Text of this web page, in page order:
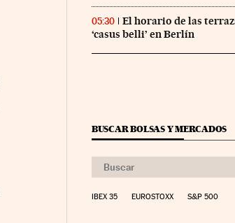
05:30
El horario de las
‘casus belli’ en Berlín
BUSCAR BOLSAS Y MERCADOS
IBEX 35 EUROSTOXX S&P 500